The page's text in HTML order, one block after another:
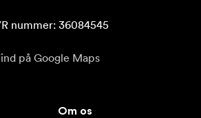
nummer: 36084545
på Google Maps
Om os